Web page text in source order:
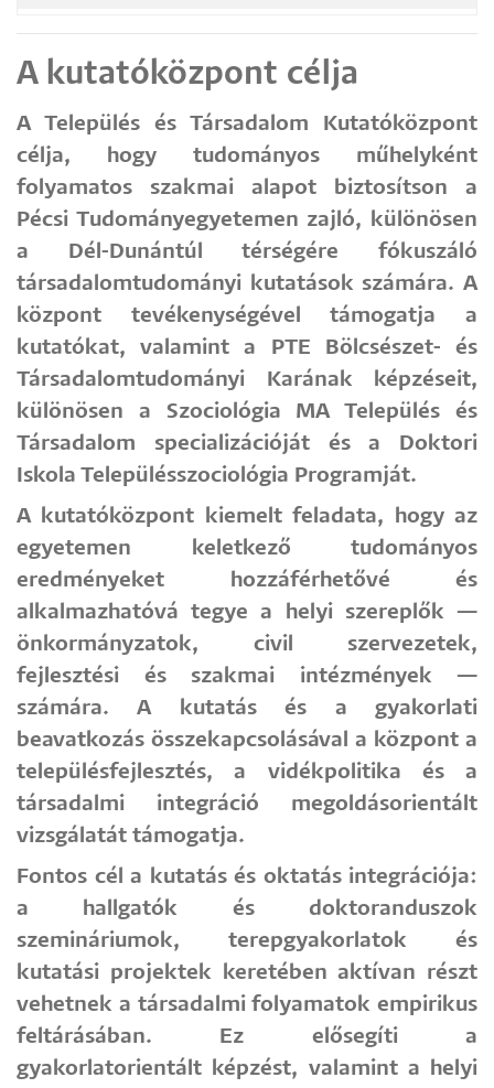
A kutatóközpont célja
A Település és Társadalom Kutatóközpont
célja, hogy tudományos műhelyként
folyamatos szakmai alapot biztosítson a
Pécsi Tudományegyetemen zajló, különösen
a Dél-Dunántúl térségére fókuszáló
társadalomtudományi kutatások számára. A
központ tevékenységével támogatja a
kutatókat, valamint a PTE Bölcsészet- és
Társadalomtudományi Karának képzéseit,
különösen a Szociológia MA Település és
Társadalom specializációját és a Doktori
Iskola Településszociológia Programját.
A kutatóközpont kiemelt feladata, hogy az
egyetemen keletkező tudományos
eredményeket hozzáférhetővé és
alkalmazhatóvá tegye a helyi szereplők —
önkormányzatok, civil szervezetek,
fejlesztési és szakmai intézmények —
számára. A kutatás és a gyakorlati
beavatkozás összekapcsolásával a központ a
településfejlesztés, a vidékpolitika és a
társadalmi integráció megoldásorientált
vizsgálatát támogatja.
Fontos cél a kutatás és oktatás integrációja:
a hallgatók és doktoranduszok
szemináriumok, terepgyakorlatok és
kutatási projektek keretében aktívan részt
vehetnek a társadalmi folyamatok empirikus
feltárásában. Ez elősegíti a
gyakorlatorientált képzést, valamint a helyi